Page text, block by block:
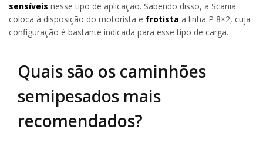
sensíveis nesse tipo de aplicação. Sabendo disso, a Scania
coloca à disposição do motorista e frotista a linha P 8×2, cuja
configuração é bastante indicada para esse tipo de carga.
Quais são os caminhões
semipesados mais
recomendados?